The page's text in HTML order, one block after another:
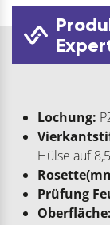
Lochung:
Hülse auf 8,5
Prüfung
Oberfläche: